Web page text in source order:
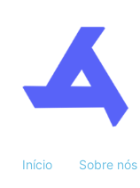
Início Sobre nós